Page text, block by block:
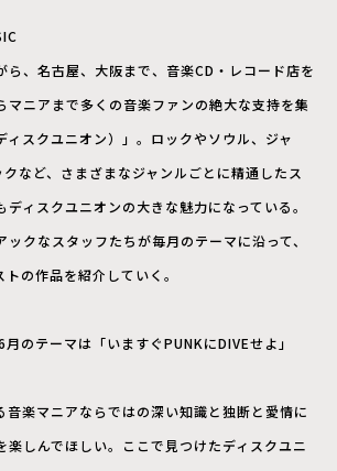
ら、名古屋、大阪まで、音楽CD・レコード店を
マニアまで多くの音楽ファンの絶大な支持を集
スクユニオン）」。ロックやソウル、ジャ
など、さまざまなジャンルごとに精通したス
ィスクユニオンの大きな魅力になっている。
ックなスタッフたちが毎月のテーマに沿って、
の作品を紹介していく。
のテーマは「いますぐPUNKにDIVEせよ」
音楽マニアならではの深い知識と独断と愛情に
楽しんでほしい。ここで見つけたディスクユニ